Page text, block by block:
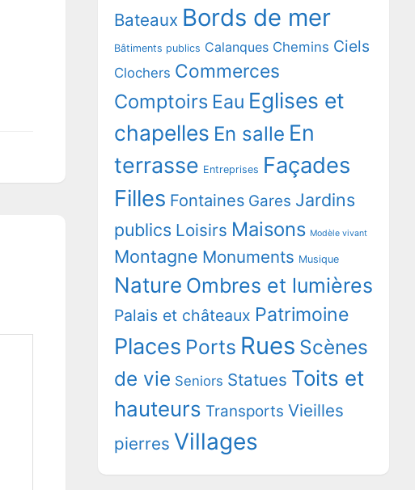
Bateaux Bords de mer
Bâtiments publics Calanques Chemins Ciels
Clochers Commerces
Comptoirs Eau Eglises et
chapelles En salle En
terrasse Entreprises Façades
Filles Fontaines Gares Jardins
publics Loisirs Maisons Modèle vivant
Montagne Monuments Musique
Nature Ombres et lumières
Palais et châteaux Patrimoine
Places Ports Rues Scènes
de vie Seniors Statues Toits et
hauteurs Transports Vieilles
pierres Villages